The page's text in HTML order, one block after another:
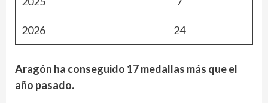
2026 24
Aragón ha conseguido 17 medallas más que el
año pasado.